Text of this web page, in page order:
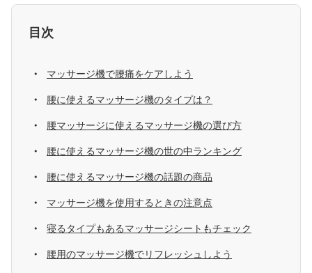
目次
マッサージ機で腰痛をケアしよう
腰に使えるマッサージ機のタイプは？
腰マッサージに使えるマッサージ機の選び方
腰に使えるマッサージ機の世の中ランキング
腰に使えるマッサージ機の話題の商品
マッサージ機を使用するときの注意点
寝るタイプもあるマッサージシートもチェック
腰用のマッサージ機でリフレッシュしよう